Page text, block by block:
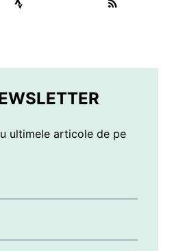
ultimele articole de pe